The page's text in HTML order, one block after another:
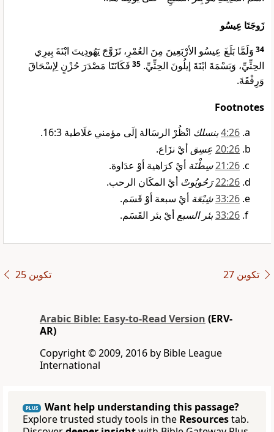
زَوجَتَا عِيسُو
34 وَلَمَّا بَلَغَ عِيسُو الأرْبَعِينَ مِنَ العُمْرِ، تَزَوَّجَ يَهُودِيتَ ابْنَةَ بِيرِي
الحِثِّيِّ، وَبَسْمَةَ ابْنَةَ إيلُونَ الحِثِّيِّ. 35 فَكَانَتَا مَصْدَرَ حُزْنٍ لِإسْحَاقَ
وَرِفْقَةَ.
Footnotes
26‏:4
بنسلك انْظُرْ الرسَالة إلَى مؤمني غلَاطية 3‏:16.
26‏:20
عِسِق أيْ نزَاع.
26‏:21
سِطْنَة أيْ كرَاهية أوْ عدَاوة.
26‏:22
رَحُوبُوتْ أيْ المكَان الرحب.
26‏:33
شِبْعَة أيْ سبعة أوْ قَسَم.
26‏:33
بئر السبع أيْ بئر القَسَم.
ﺗﻜﻮﻳﻦ 25 ﺗﻜﻮﻳﻦ 27
Arabic Bible: Easy-to-Read Version (ERV-
AR)
Copyright © 2009, 2016 by Bible League
International
PLUS
Want help understanding this passage?
Explore trusted study tools in the Resourcestab.